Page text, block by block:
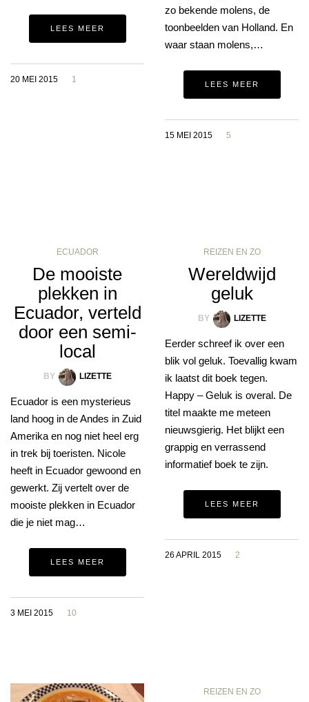
LEES MEER
20 MEI 2015 1
zo bekende molens, de
toonbeelden van Holland. En
waar staan molens,…
LEES MEER
15 MEI 2015 5
ECUADOR
De mooiste
plekken in
Ecuador, verteld
door een semi-
local
BY LIZETTE
Ecuador is een mysterieus
land hoog in de Andes in Zuid
Amerika en nog niet heel erg
in trek bij toeristen. Nicole
heeft in Ecuador gewoond en
gewerkt. Zij vertelt over de
mooiste plekken in Ecuador
die je niet mag…
LEES MEER
3 MEI 2015 10
REIZEN EN ZO
Wereldwijd
geluk
BY LIZETTE
Eerder schreef ik over een
blik vol geluk. Toevallig kwam
ik laatst dit boek tegen.
Happy – Geluk is overal. De
titel maakte me meteen
nieuwsgierig. Het blijkt een
grappig en verrassend
informatief boek te zijn.
LEES MEER
26 APRIL 2015 2
REIZEN EN ZO